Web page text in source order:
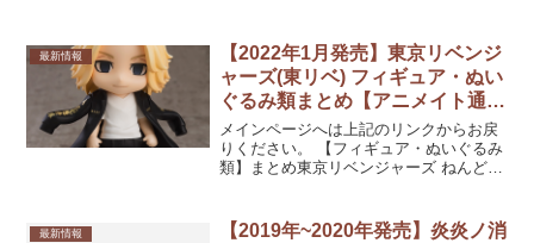
2021/02/13 発売880円(税込)【フィギュ...
最新情報
【2022年1月発売】東京リベンジ
ャーズ(東リベ) フィギュア・ぬい
ぐるみ類まとめ【アニメイト通販
予約】
メインページへは上記のリンクからお戻
りください。 【フィギュア・ぬいぐるみ
類】まとめ東京リベンジャーズ ねんどろ
らヘッド 東京リベンジャーズ 三ツ谷隆...
最新情報
【2019年~2020年発売】炎炎ノ消